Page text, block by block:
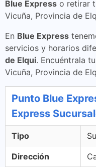
Blue Express o retirar
Vicuña, Provincia de
En Blue Express
servicios y horarios
de Elqui. Encuéntrala
Vicuña, Provincia de
Punto Blue
Express
Tipo
Dirección